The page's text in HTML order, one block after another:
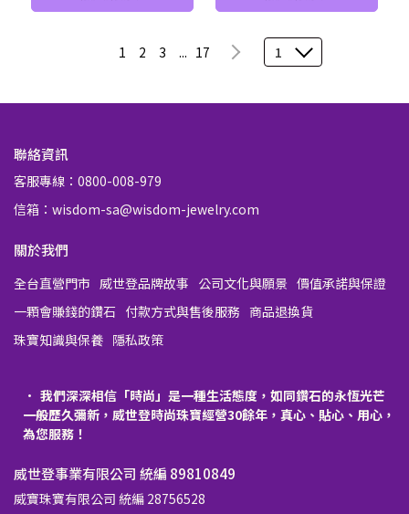
1 2 3 ... 17 1
聯絡資訊
客服專線：0800-008-979
信箱：wisdom-sa@wisdom-jewelry.com
關於我們
全台直營門市 威世登品牌故事 公司文化與願景 價值承諾與保證
一顆會賺錢的鑽石 付款方式與售後服務 商品退換貨
珠寶知識與保養 隱私政策
我們深深相信「時尚」是一種生活態度，如同鑽石的永恆光芒
一般歷久彌新，威世登時尚珠寶經營30餘年，真心、貼心、用心，
為您服務！
威世登事業有限公司 統編 89810849
威寶珠寶有限公司 統編 28756528